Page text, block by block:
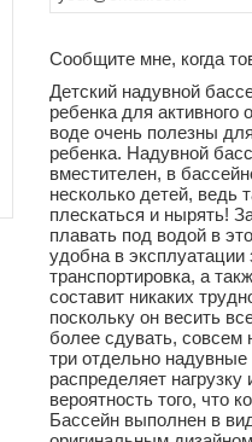
Сообщите мне, когда
Детский надувной
ребенка для
воде очень полезны
ребенка. Надувной
вместителен, в
несколько детей, ведь
плескаться и нырять!
плавать под водой в
удобна в
транспортировка, а
составит никаких
поскольку он весить
более сдувать, совсем
три отдельно
распределяет
вероятность того, что
Бассейн выполнен в